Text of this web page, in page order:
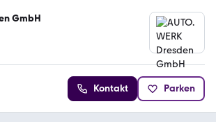
GmbH
Kontakt Parken